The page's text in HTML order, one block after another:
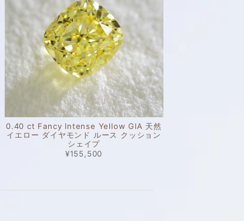
0.40 ct Fancy Intense Yellow GIA 天然
イエロー ダイヤモンド ルース クッション
シェイプ
¥155,500